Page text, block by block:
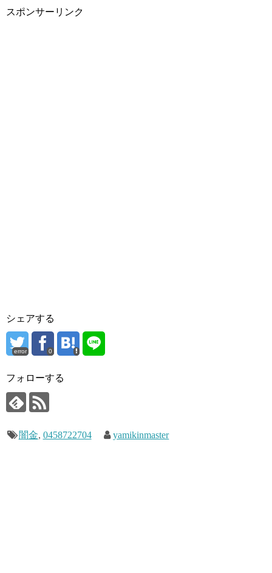
スポンサーリンク
シェアする
error 0
フォローする
闇金, 0458722704 yamikinmaster